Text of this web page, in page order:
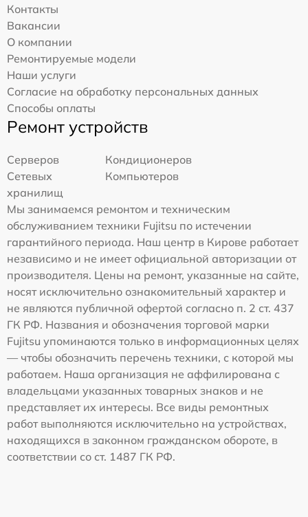
Контакты
Вакансии
О компании
Ремонтируемые модели
Наши услуги
Согласие на обработку персональных данных
Способы оплаты
Ремонт устройств
Серверов
Кондиционеров
Сетевых
хранилищ
Компьютеров
Мы занимаемся ремонтом и техническим
обслуживанием техники Fujitsu по истечении
гарантийного периода. Наш центр в Кирове работает
независимо и не имеет официальной авторизации от
производителя. Цены на ремонт, указанные на сайте,
носят исключительно ознакомительный характер и
не являются публичной офертой согласно п. 2 ст. 437
ГК РФ. Названия и обозначения торговой марки
Fujitsu упоминаются только в информационных целях
— чтобы обозначить перечень техники, с которой мы
работаем. Наша организация не аффилирована с
владельцами указанных товарных знаков и не
представляет их интересы. Все виды ремонтных
работ выполняются исключительно на устройствах,
находящихся в законном гражданском обороте, в
соответствии со ст. 1487 ГК РФ.